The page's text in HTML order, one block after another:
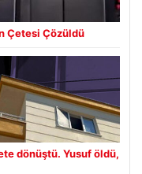
Çetesi Çözüldü
dönüştü. Yusuf öldü,